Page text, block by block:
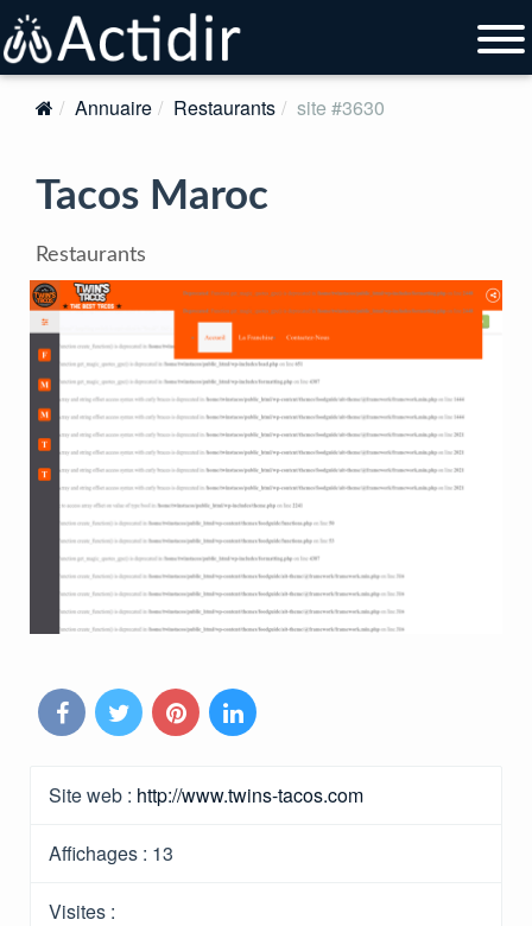
Annuaire Restaurants site #3630
Tacos Maroc
Restaurants
Site web : http://www.twins-tacos.com
Affichages : 13
Visites :